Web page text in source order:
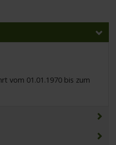
vom 01.01.1970 bis zum